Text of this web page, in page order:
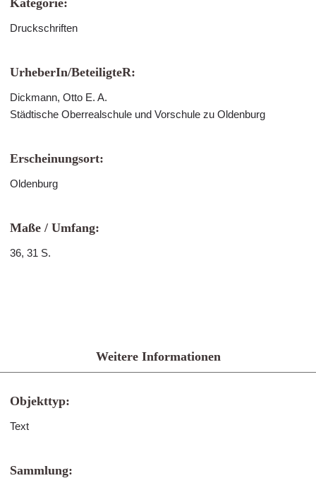
Kategorie:
Druckschriften
UrheberIn/BeteiligteR:
Dickmann, Otto E. A.
Städtische Oberrealschule und Vorschule zu Oldenburg
Erscheinungsort:
Oldenburg
Maße / Umfang:
36, 31 S.
Weitere Informationen
Objekttyp:
Text
Sammlung: